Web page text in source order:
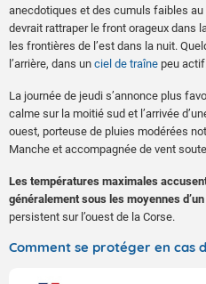
anecdotiques et des cumuls faibles
devrait rattraper le front orageux dans
les frontières de l’est dans la nuit.
l’arrière, dans un ciel de traîne peu actif.
La journée de jeudi s’annonce plus
calme sur la moitié sud et l’arrivée
ouest, porteuse de pluies modérées
Manche et accompagnée de vent
Les températures maximales
généralement sous les moyennes
persistent sur l’ouest de la Corse.
Comment se protéger en cas